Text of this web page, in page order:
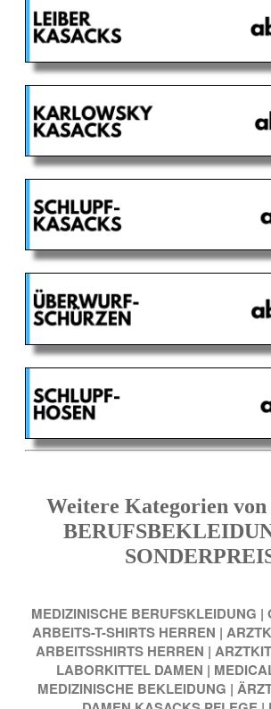
Weitere Kategorien
MEDIZINISCHE BERUFSKLEIDUNG |
ARBEITS-T-SHIRTS HERREN |
ARBEITSSHIRTS HERREN |
LABORKITTEL DAMEN |
MEDIZINISCHE BEKLEIDUNG |